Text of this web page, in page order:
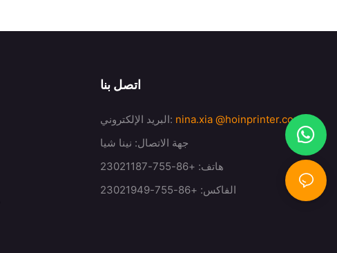
اتصل بنا
البريد الإلكتروني: nina.xia @hoinprinter.com
جهة الاتصال: نينا شيا
هاتف: +86-755-23021187
الفاكس: +86-755-23021949